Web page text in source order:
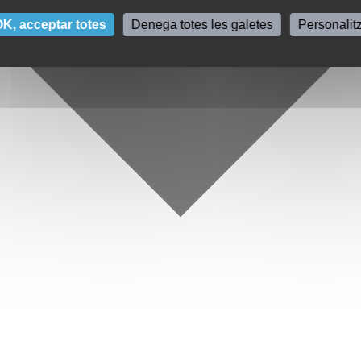
acceptar totes Denega totes les galetes